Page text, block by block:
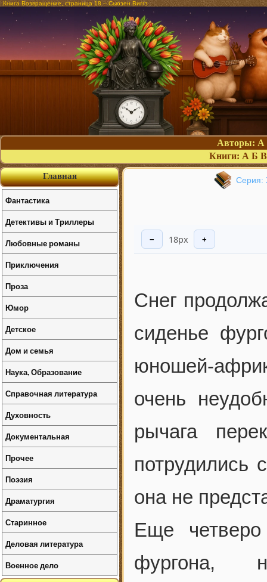
Книга Возвращение, страница 18 – Сьюзен Виггз
Авторы: А
Книги: А Б В
Серия:
− 18px +
Снег
сиденье
юношей-
очень
рычага
потрудились
она не
Еще
фургона,
Главная
Фантастика
Детективы и Триллеры
Любовные романы
Приключения
Проза
Юмор
Детское
Дом и семья
Наука, Образование
Справочная литература
Духовность
Документальная
Прочее
Поэзия
Драматургия
Старинное
Деловая литература
Военное дело